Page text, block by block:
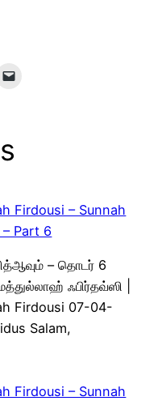
Firdousi – Sunnah
– Part 6
– தொடர் 6
ஃபிர்தவ்ஸி |
Firdousi 07-04-
Salam,
Firdousi – Sunnah